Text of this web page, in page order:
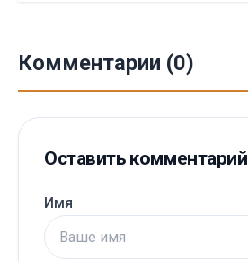
Комментарии (0)
Оставить комментарий
Имя